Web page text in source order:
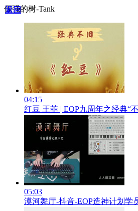
倔强的树-Tank
04:15
红豆 王菲 | EOP九周年之经典“
05:03
漠河舞厅-抖音-EOP造神计划学
返回